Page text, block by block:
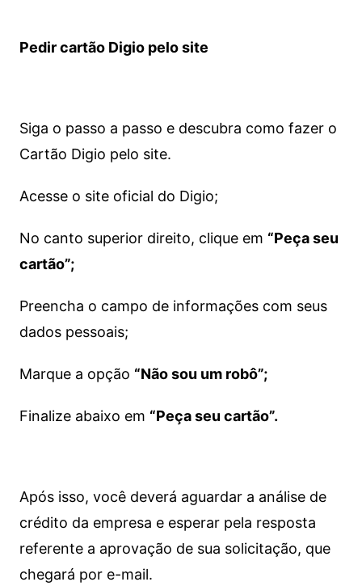
Pedir cartão Digio pelo site
Siga o passo a passo e descubra como fazer o
Cartão Digio pelo site.
Acesse o site oficial do Digio;
No canto superior direito, clique em “Peça seu
cartão”;
Preencha o campo de informações com seus
dados pessoais;
Marque a opção “Não sou um robô”;
Finalize abaixo em “Peça seu cartão”.
Após isso, você deverá aguardar a análise de
crédito da empresa e esperar pela resposta
referente a aprovação de sua solicitação, que
chegará por e-mail.